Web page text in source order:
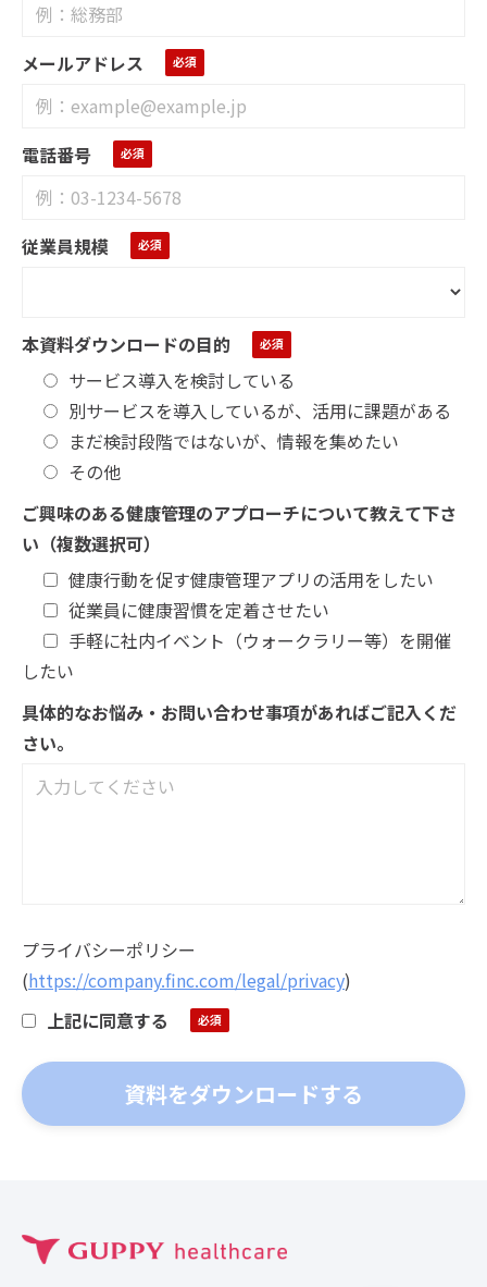
メールアドレス
電話番号
従業員規模
本資料ダウンロードの目的
サービス導入を検討している
別サービスを導入しているが、活用に課題がある
まだ検討段階ではないが、情報を集めたい
その他
ご興味のある健康管理のアプローチについて教えて下さ
い（複数選択可）
健康行動を促す健康管理アプリの活用をしたい
従業員に健康習慣を定着させたい
手軽に社内イベント（ウォークラリー等）を開催
したい
具体的なお悩み・お問い合わせ事項があればご記入くだ
さい。
プライバシーポリシー
(https://company.finc.com/legal/privacy)
上記に同意する